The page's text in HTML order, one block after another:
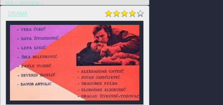
FULL REVIEW »
DRAMA